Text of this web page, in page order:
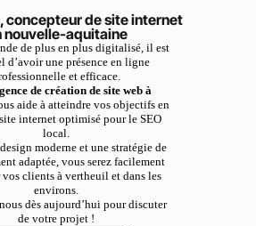
concepteur de site internet
nouvelle-aquitaine
de plus en plus digitalisé, il est
d’avoir une présence en ligne
et efficace.
de création de site web à
aide à atteindre vos objectifs en
internet optimisé pour le SEO
local.
moderne et une stratégie de
adaptée, vous serez facilement
clients à vertheuil et dans les
environs.
dès aujourd’hui pour discuter
de votre projet !